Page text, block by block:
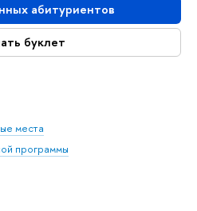
абитуриентов
буклет
места
программы